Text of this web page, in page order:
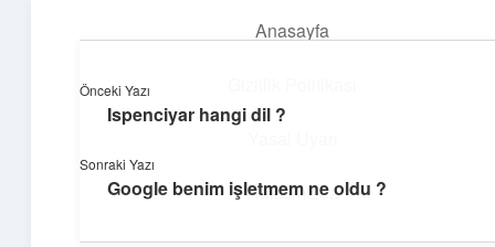
Anasayfa
Hakkımızda
Hızlı Baskı Tüyoları
Yaratıcı fikirlerle projelerini canlandır!
Önceki Yazı
Ispenciyar hangi dil ?
Sonraki Yazı
Google benim işletmem ne oldu ?